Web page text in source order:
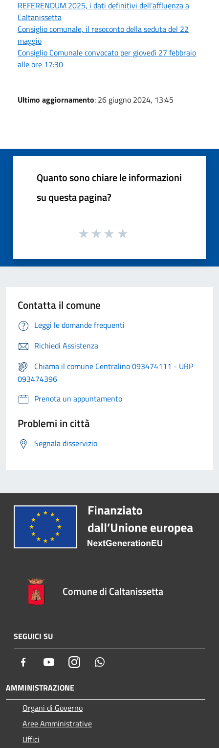
REFERENDUM 2025, i dati definitivi dell’affluenza a
Caltanissetta
Consiglio comunale, il resoconto della seduta del 22
maggio
Consiglio Comunale convocato per giovedì 27 febbraio
alle ore 17:30
Ultimo aggiornamento: 26 giugno 2024, 13:45
Quanto sono chiare le informazioni
su questa pagina?
Contatta il comune
Leggi le domande frequenti
Richiedi Assistenza
Chiama il comune Centralino 093474111 - URP
093474396
Prenota un appuntamento
Problemi in città
Segnala disservizio
Comune di Caltanissetta
SEGUICI SU
Facebook YoutubeInstagram
AMMINISTRAZIONE
Organi di Governo
Aree Amministrative
Uffici